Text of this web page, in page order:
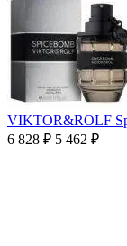
VIKTOR&ROLF
6 828 ₽ 5 462 ₽